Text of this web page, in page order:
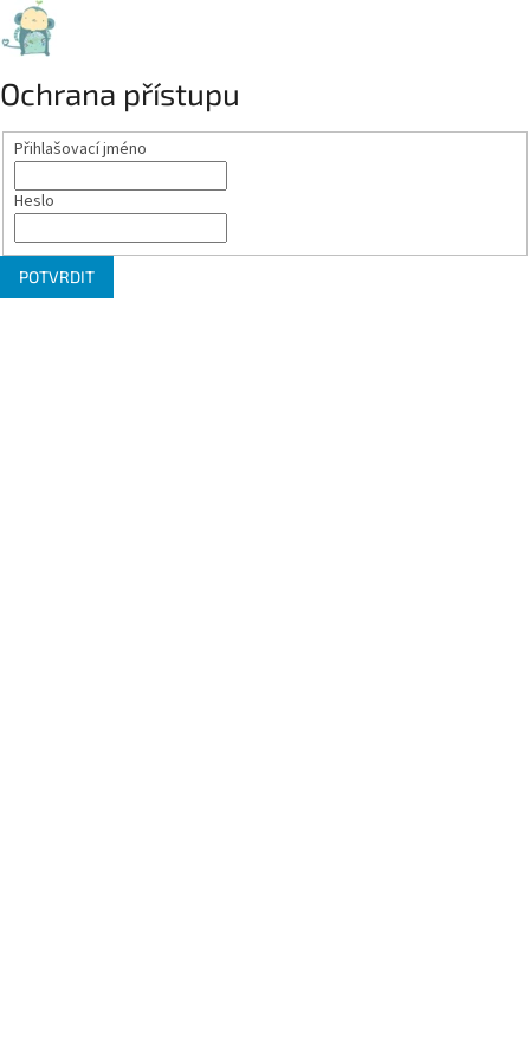
Ochrana přístupu
Přihlašovací jméno
Heslo
POTVRDIT